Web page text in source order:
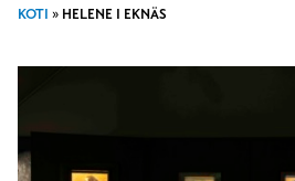
Helene i Eknäs
KOTI » HELENE I EKNÄS